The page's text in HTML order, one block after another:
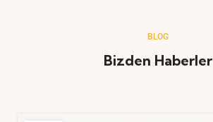
BLOG
Bizden Haberler